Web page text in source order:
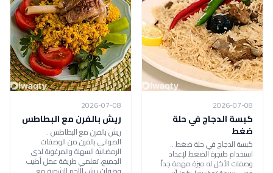
2026-07-08
كبسة الدجاج في حلة
ضغط
كبسة الدجاج في حلة ضغط ..
استخدام طنجرة الضغط لإعداد
وصفات الأكل له ميزة مهمة جداً
2026-07-08
ريش بالفرن مع البطاطس
ريش بالفرن مع البطاطس ..
الصواني بالفرن من الوصفات
الرمضانية السهلة والمرغوبة لدى
الجميع، تعلمي طريقة عمل أطيب